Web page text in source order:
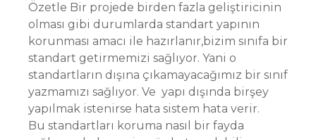
Özetle Bir projede birden fazla geliştiricinin
olması gibi durumlarda standart yapının
korunması amacı ile hazırlanır,bizim sınıfa bir
standart getirmemizi sağlıyor. Yani o
standartların dışına çıkamayacağımız bir sınıf
yazmamızı sağlıyor. Ve yapı dışında birşey
yapılmak istenirse hata sistem hata verir.
Bu standartları koruma nasıl bir fayda